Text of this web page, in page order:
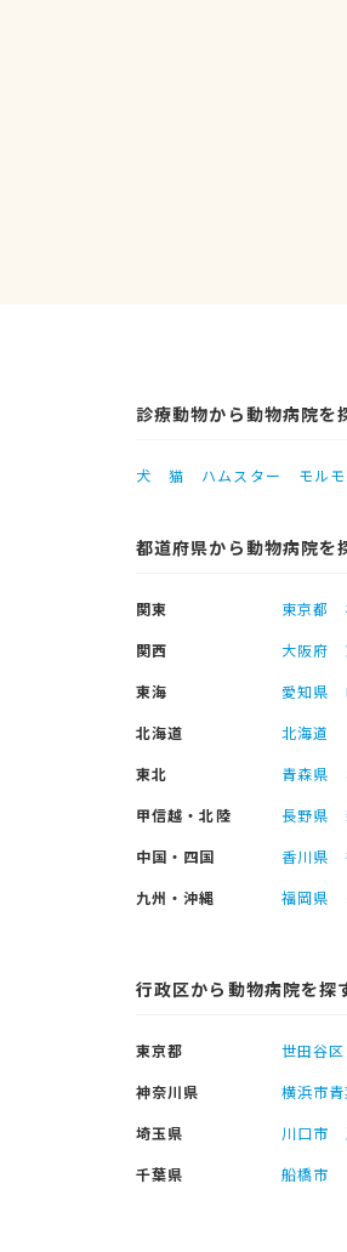
診療動物から動物病院を
犬 猫 ハムスター モル
都道府県から動物病院を
関東 東京都
関西
大阪府
東海
愛知県
北海道
北海道
東北
青森県
甲信越・北陸
長野県
中国・四国
香川県
九州・沖縄
福岡県
行政区から動物病院を探
東京都 世田谷区
神奈川県
横浜市
埼玉県
川口市
千葉県
船橋市